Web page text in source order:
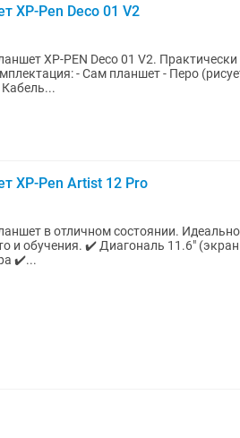
XP-Pen Deco 01 V2
XP-PEN Deco 01 V2.
XP-Pen Artist 12 Pro
в отличном состоянии.
с хорошей цветопередачей) ✔️
✔️...